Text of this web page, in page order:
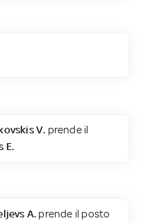
V. prende il
E.
A. prende il posto